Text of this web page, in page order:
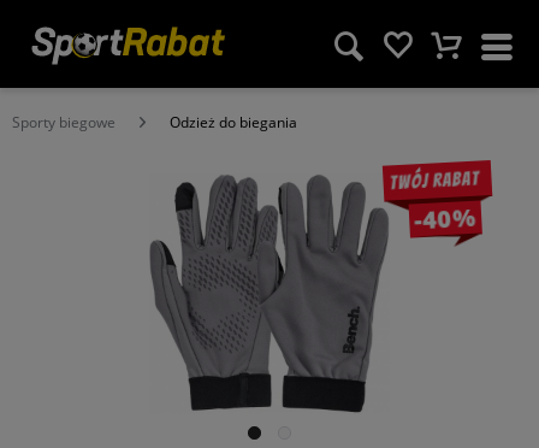
Sporty biegowe Odzież do biegania
Twój rabat
-40%